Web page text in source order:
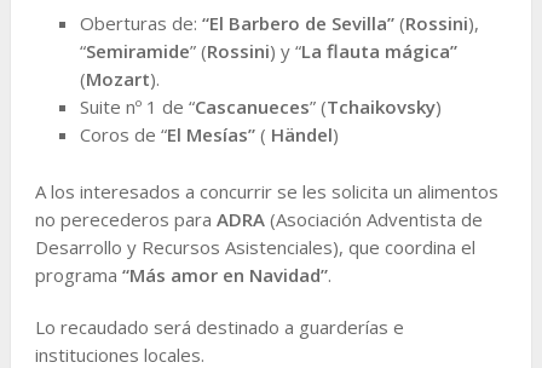
Oberturas de:“El Barbero de Sevilla” (Rossini),
“Semiramide” (Rossini) y “La flauta mágica”
(Mozart).
Suite nº 1 de “Cascanueces” (Tchaikovsky)
Coros de “El Mesías” ( Händel)
A los interesados a concurrir se les solicita un alimentos
no perecederos para ADRA(Asociación Adventista de
Desarrollo y Recursos Asistenciales), que coordina el
programa “Más amor en Navidad”.
Lo recaudado será destinado a guarderías e
instituciones locales.